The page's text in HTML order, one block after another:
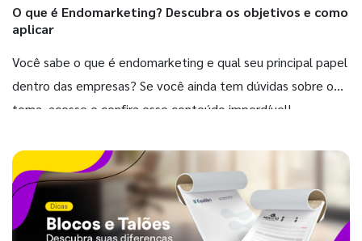
O que é Endomarketing? Descubra os objetivos e como
aplicar
Você sabe o que é endomarketing e qual seu principal papel
dentro das empresas? Se você ainda tem dúvidas sobre o
tema, acesse e confira esse conteúdo imperdível!